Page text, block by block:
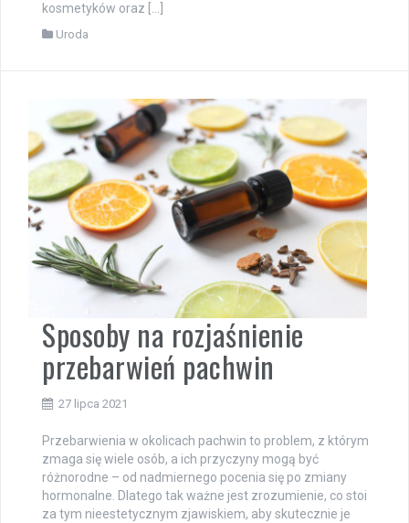
kosmetyków oraz […]
Uroda
Sposoby na rozjaśnienie
przebarwień pachwin
27 lipca 2021
Przebarwienia w okolicach pachwin to problem, z którym
zmaga się wiele osób, a ich przyczyny mogą być
różnorodne – od nadmiernego pocenia się po zmiany
hormonalne. Dlatego tak ważne jest zrozumienie, co stoi
za tym nieestetycznym zjawiskiem, aby skutecznie je